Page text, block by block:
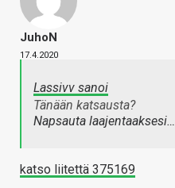
JuhoN
17.4.2020
Lassivv sanoi
Tänään katsausta?
Napsauta laajentaaksesi…
katso liitettä 375169